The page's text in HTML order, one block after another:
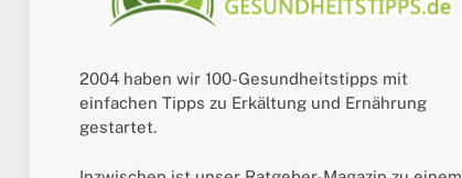
2004 haben wir 100-Gesundheitstipps mit
einfachen Tipps zu Erkältung und Ernährung
gestartet.